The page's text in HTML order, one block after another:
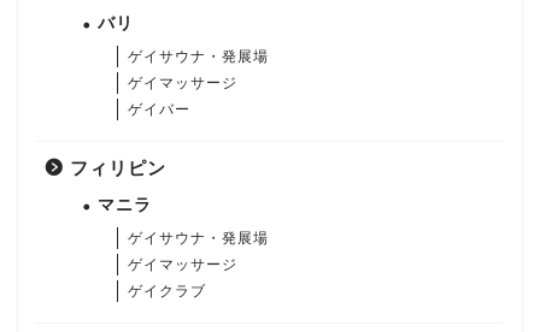
バリ
ゲイサウナ・発展場
ゲイマッサージ
ゲイバー
フィリピン
マニラ
ゲイサウナ・発展場
ゲイマッサージ
ゲイクラブ